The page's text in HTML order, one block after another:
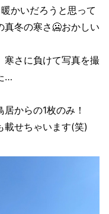
かいだろうと思って
真冬の寒さ🥶おかしい
寒さに負けて写真を撮
…
からの1枚のみ！
載せちゃいます(笑)